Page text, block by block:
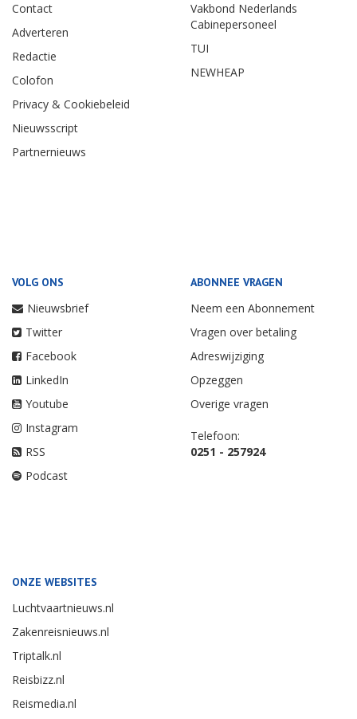
Contact
Adverteren
Redactie
Colofon
Privacy & Cookiebeleid
Nieuwsscript
Partnernieuws
Vakbond Nederlands
Cabinepersoneel
TUI
NEWHEAP
VOLG ONS
Nieuwsbrief
Twitter
Facebook
LinkedIn
Youtube
Instagram
RSS
Podcast
ABONNEE VRAGEN
Neem een Abonnement
Vragen over betaling
Adreswijziging
Opzeggen
Overige vragen
Telefoon:
0251 - 257924
ONZE WEBSITES
Luchtvaartnieuws.nl
Zakenreisnieuws.nl
Triptalk.nl
Reisbizz.nl
Reismedia.nl